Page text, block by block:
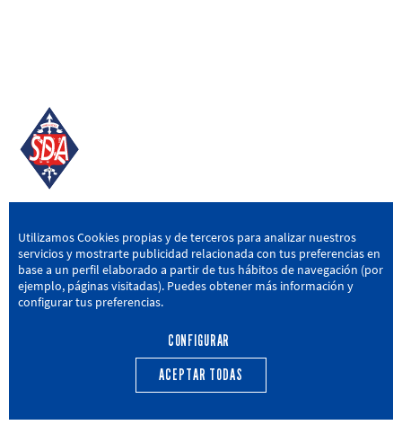
SD AMOREBIETA
San Miguel Kalea, 16, 48340 Amorebieta, Bizkaia
946 604 751 | sda@sdamorebieta.eus
CANTERA ACTUALIDAD
Utilizamos Cookies propias y de terceros para analizar nuestros
servicios y mostrarte publicidad relacionada con tus preferencias en
base a un perfil elaborado a partir de tus hábitos de navegación (por
ejemplo, páginas visitadas). Puedes obtener más información y
configurar tus preferencias.
CONFIGURAR
ACEPTAR TODAS